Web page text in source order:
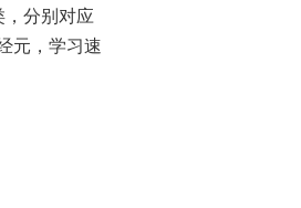
分别对应
元，学习速